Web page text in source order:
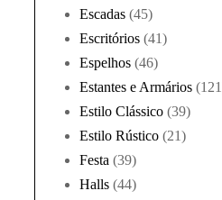
Escadas (45)
Escritórios (41)
Espelhos (46)
Estantes e Armários
Estilo Clássico (39)
Estilo Rústico (21)
Festa (39)
Halls (44)